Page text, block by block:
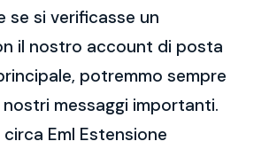
se si verificasse un
il nostro account di posta
potremmo sempre
messaggi importanti.
Eml Estensione